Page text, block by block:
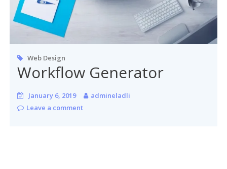
Web Design
Workflow Generator
January 6, 2019
admineladli
Leave a comment